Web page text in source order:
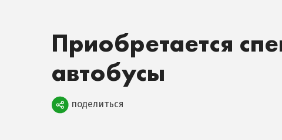
Приобретается
автобусы
Поделиться
поделиться